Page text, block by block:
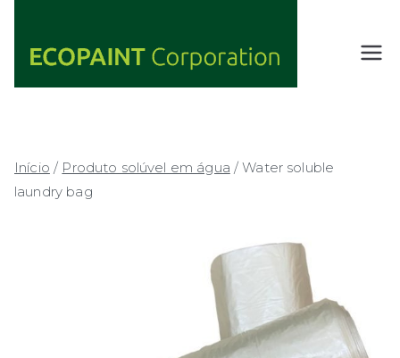
conteúdo
ECOPAIN
ANY COLOR
Início / Produto solúvel em água / Water soluble
laundry bag